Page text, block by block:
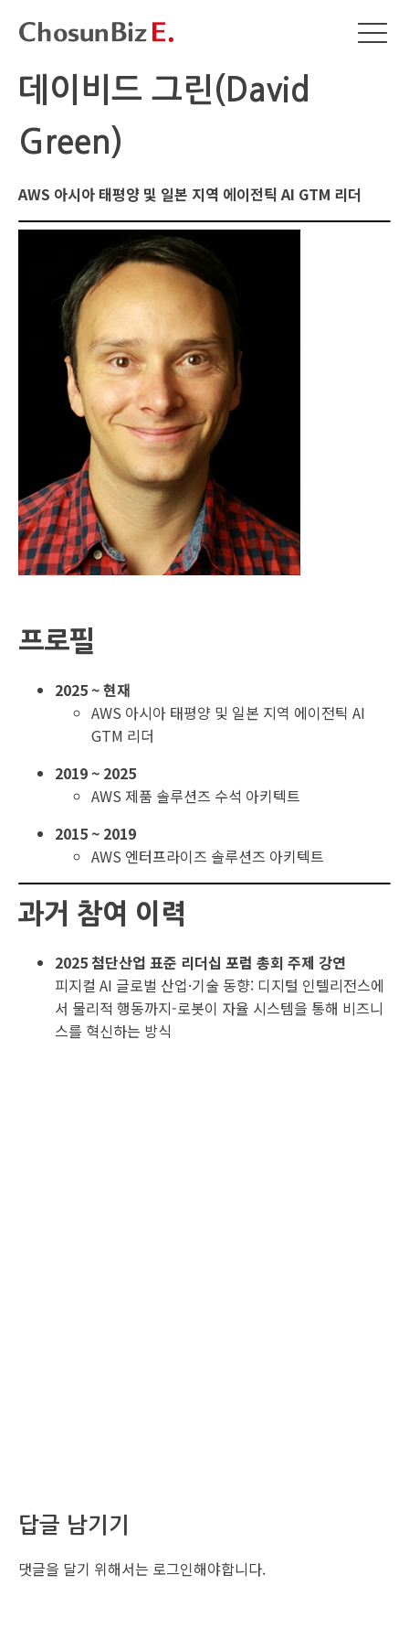
데이비드 그린(David
Green)
AWS 아시아 태평양 및 일본 지역 에이전틱 AI GTM 리더
프로필
2025 ~ 현재
AWS 아시아 태평양 및 일본 지역 에이전틱 AI
GTM 리더
2019 ~ 2025
AWS 제품 솔루션즈 수석 아키텍트
2015 ~ 2019
AWS 엔터프라이즈 솔루션즈 아키텍트
과거 참여 이력
2025 첨단산업 표준 리더십 포럼 총회 주제 강연
피지컬 AI 글로벌 산업·기술 동향: 디지털 인텔리전스에
서 물리적 행동까지-로봇이 자율 시스템을 통해 비즈니
스를 혁신하는 방식
답글 남기기
댓글을 달기 위해서는 로그인해야합니다.